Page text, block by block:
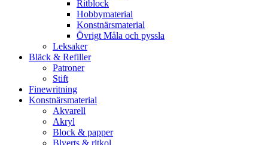
Ritblock
Hobbymaterial
Konstnärsmaterial
Övrigt Måla och pyssla
Leksaker
Bläck & Refiller
Patroner
Stift
Finewritning
Konstnärsmaterial
Akvarell
Akryl
Block & papper
Blyerts & ritkol